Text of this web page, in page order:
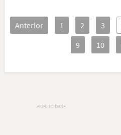
Anterior 1 2 3
9
10